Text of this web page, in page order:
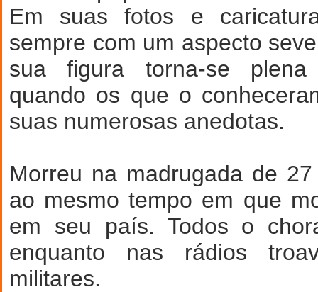
Em suas fotos e
sempre com um aspecto
sua figura torna-se plena
quando os que o
suas numerosas anedotas.
Morreu na madrugada de
ao mesmo tempo em que
em seu país. Todos o
enquanto nas rádios
militares.